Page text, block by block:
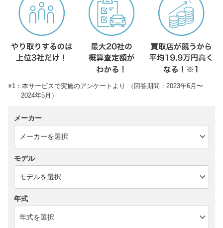
※1：本サービスで実施のアンケートより （回答期間：2023年6月〜
2024年5月）
メーカー
モデル
年式